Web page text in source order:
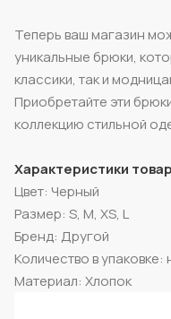
Теперь ваш магазин
уникальные брюки,
классики, так и
Приобретайте эти
коллекцию стильной
Характеристики
Цвет: Черный
Размер: S, M, XS, L
Бренд: Другой
Количество в упаковке:
Материал: Хлопок